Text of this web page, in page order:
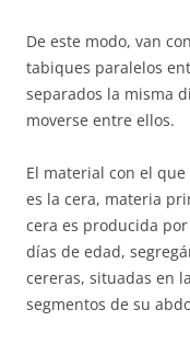
De este modo, van
tabiques paralelos
separados la misma
moverse entre ellos.
El material con el
es la cera, materia
cera es producida
días de edad,
cereras, situadas en
segmentos de su